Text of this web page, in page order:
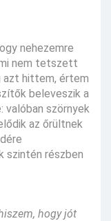
nehezemre
nem tetszett
azt hittem, értem
beleveszik a
szörnyek
az őrültnek
szintén részben
hogy jót